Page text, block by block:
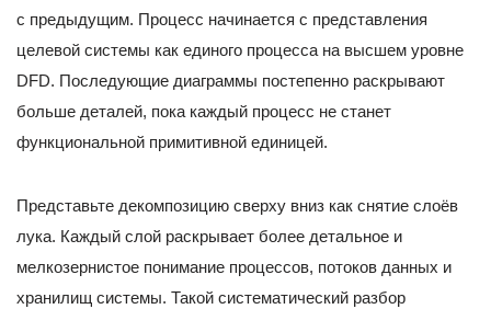
с предыдущим. Процесс начинается с представления
целевой системы как единого процесса на высшем уровне
DFD. Последующие диаграммы постепенно раскрывают
больше деталей, пока каждый процесс не станет
функциональной примитивной единицей.
Представьте декомпозицию сверху вниз как снятие слоёв
лука. Каждый слой раскрывает более детальное и
мелкозернистое понимание процессов, потоков данных и
хранилищ системы. Такой систематический разбор